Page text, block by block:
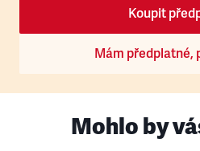
Koupit
Mám předplatné,
Mohlo by